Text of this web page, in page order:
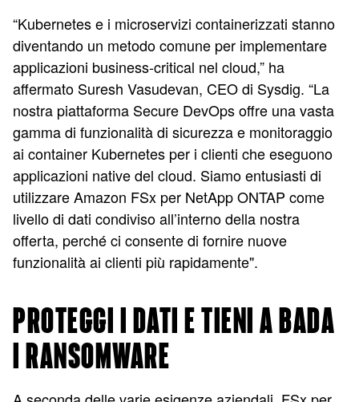
“Kubernetes e i microservizi containerizzati stanno
diventando un metodo comune per implementare
applicazioni business-critical nel cloud,” ha
affermato Suresh Vasudevan, CEO di Sysdig. “La
nostra piattaforma Secure DevOps offre una vasta
gamma di funzionalità di sicurezza e monitoraggio
ai container Kubernetes per i clienti che eseguono
applicazioni native del cloud. Siamo entusiasti di
utilizzare Amazon FSx per NetApp ONTAP come
livello di dati condiviso all’interno della nostra
offerta, perché ci consente di fornire nuove
funzionalità ai clienti più rapidamente".
PROTEGGI I DATI E TIENI A BADA
I RANSOMWARE